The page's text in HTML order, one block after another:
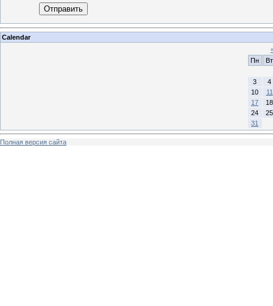
Отправить
Calendar
Пн
Вт
3
4
10
11
17
18
24
25
31
Полная версия сайта